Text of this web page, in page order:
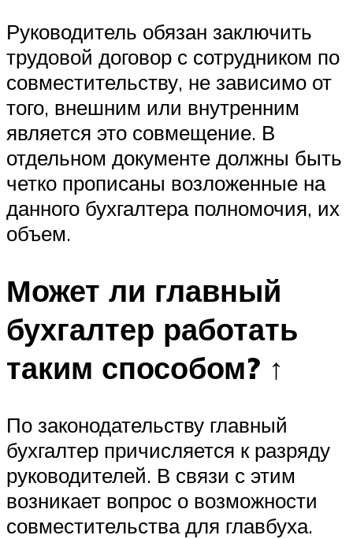
Руководитель обязан заключить
трудовой договор с сотрудником по
совместительству, не зависимо от
того, внешним или внутренним
является это совмещение. В
отдельном документе должны быть
четко прописаны возложенные на
данного бухгалтера полномочия, их
объем.
Может ли главный
бухгалтер работать
таким способом? ↑
По законодательству главный
бухгалтер причисляется к разряду
руководителей. В связи с этим
возникает вопрос о возможности
совместительства для главбуха.